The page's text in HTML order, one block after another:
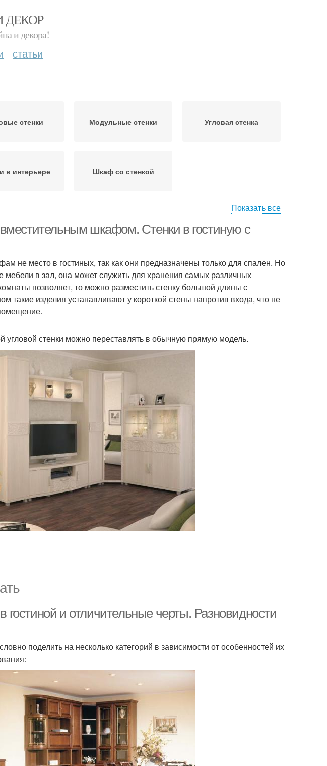
ДЕКОР
и декора!
статьи
стенки Модульные стенки Угловая стенка
в интерьере Шкаф со стенкой
Показать все
вместительным шкафом. Стенки в гостиную с
не место в гостиных, так как они предназначены только для спален. Но
в зал, она может служить для хранения самых различных
позволяет, то можно разместить стенку большой длины с
изделия устанавливают у короткой стены напротив входа, что не
угловой стенки можно переставлять в обычную прямую модель.
и отличительные черты. Разновидности
поделить на несколько категорий в зависимости от особенностей их